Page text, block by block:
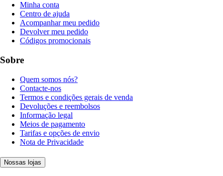
Minha conta
Centro de ajuda
Acompanhar meu pedido
Devolver meu pedido
Códigos promocionais
Sobre
Quem somos nós?
Contacte-nos
Termos e condições gerais de venda
Devoluções e reembolsos
Informação legal
Meios de pagamento
Tarifas e opções de envio
Nota de Privacidade
Nossas lojas